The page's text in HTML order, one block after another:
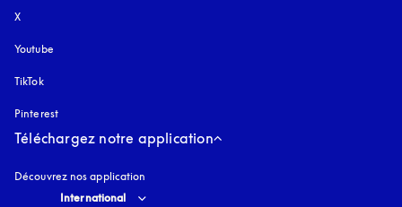
X
Youtube
TikTok
Pinterest
Téléchargez notre application
Découvrez nos application
Select country and language
International